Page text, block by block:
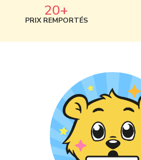
20+
PRIX REMPORTÉS